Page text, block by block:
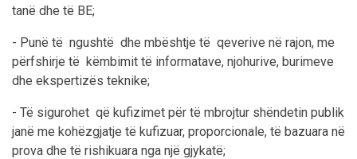
tanë dhe të BE;
- Punë të ngushtë dhe mbështje të qeverive në rajon, me
përfshirje të këmbimit të informatave, njohurive, burimeve
dhe ekspertizës teknike;
- Të sigurohet që kufizimet për të mbrojtur shëndetin publik
janë me kohëzgjatje të kufizuar, proporcionale, të bazuara në
prova dhe të rishikuara nga një gjykatë;